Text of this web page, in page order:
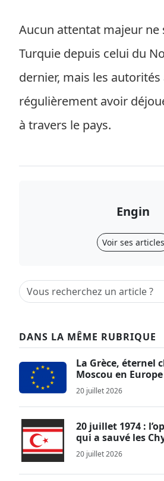
Aucun attentat majeur ne
Turquie depuis celui du
dernier, mais les
régulièrement avoir
à travers le pays.
Engin
Voir ses articles
DANS LA MÊME RUBRIQUE
La Grèce, éternel
Moscou en Europe
20 juillet 2026
20 juillet 1974 :
qui a sauvé les
20 juillet 2026